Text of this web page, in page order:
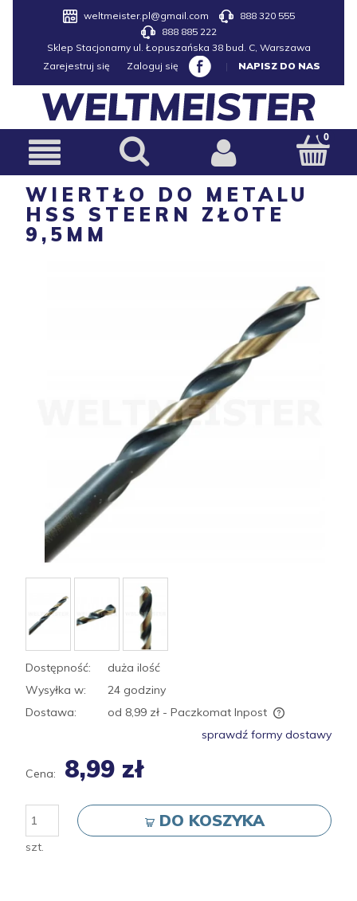
weltmeister.pl@gmail.com
888 320 555
888 885 222
Sklep Stacjonarny ul. Łopuszańska 38 bud. C, Warszawa
Zarejestruj się
Zaloguj się | NAPISZ DO NAS
WIERTŁO DO METALU
HSS STEERN ZŁOTE
9,5MM
Dostępność:
duża ilość
Wysyłka w:
24 godziny
Dostawa:
od 8,99 zł - Paczkomat Inpost
sprawdź formy dostawy
Cena: 8,99 zł
szt.
DO KOSZYKA